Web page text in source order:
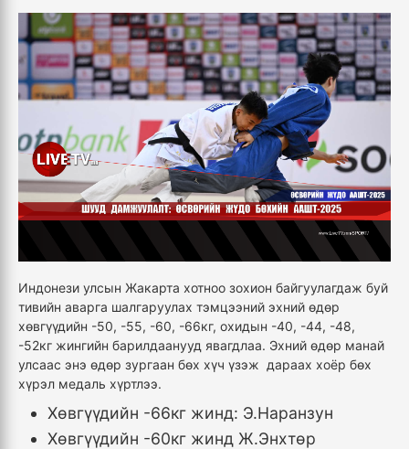
Индонези улсын Жакарта хотноо зохион байгуулагдаж буй
тивийн аварга шалгаруулах тэмцээний эхний өдөр
хөвгүүдийн -50, -55, -60, -66кг, охидын -40, -44, -48,
-52кг жингийн барилдаанууд явагдлаа. Эхний өдөр манай
улсаас энэ өдөр зургаан бөх хүч үзэж дараах хоёр бөх
хүрэл медаль хүртлээ.
Хөвгүүдийн -66кг жинд: Э.Наранзун
Хөвгүүдийн -60кг жинд Ж.Энхтөр